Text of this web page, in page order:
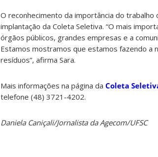
O reconhecimento da importância do
implantação da Coleta Seletiva. “O mais
órgãos públicos, grandes empresas e a
Estamos mostramos que estamos fazendo a
resíduos”, afirma Sara.
Mais informações na página da Coleta
telefone (48) 3721-4202.
Daniela Caniçali/Jornalista da Agecom/UFSC